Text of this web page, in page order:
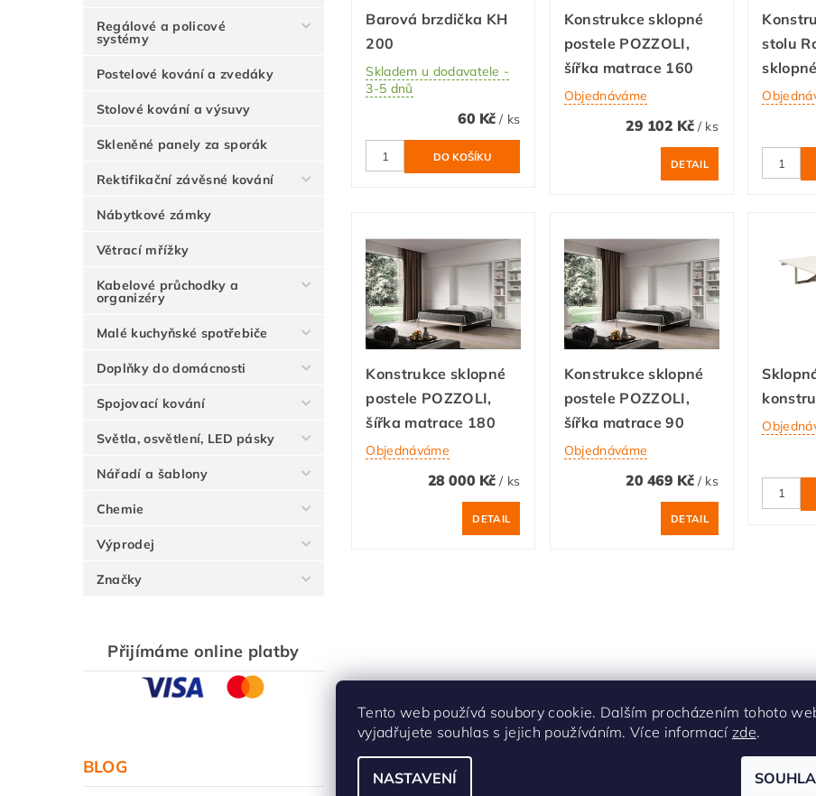
Regálové a policové
systémy
Postelové kování a zvedáky
Stolové kování a výsuvy
Skleněné panely za sporák
Rektifikační závěsné kování
Nábytkové zámky
Větrací mřížky
Kabelové průchodky a
organizéry
Malé kuchyňské spotřebiče
Doplňky do domácnosti
Spojovací kování
Světla, osvětlení, LED pásky
Nářadí a šablony
Chemie
Výprodej
Značky
Přijímáme online platby
BLOG
Barová brzdička KH
200
Skladem u dodavatele -
3-5 dnů
60 Kč/ ks
Konstrukce sklopné
postele POZZOLI,
šířka matrace 160
Objednáváme
29 102 Kč / ks
DETAIL
stolu
Konstrukce sklopné
postele POZZOLI,
šířka matrace 180
Objednáváme
28 000 Kč/ ks
DETAIL
Konstrukce sklopné
postele POZZOLI,
šířka matrace 90
Objednáváme
20 469 Kč / ks
DETAIL
Tento web používá soubory cookie. Dalším procházením tohoto
vyjadřujete souhlas s jejich používáním. Více informací zde.
NASTAVENÍ